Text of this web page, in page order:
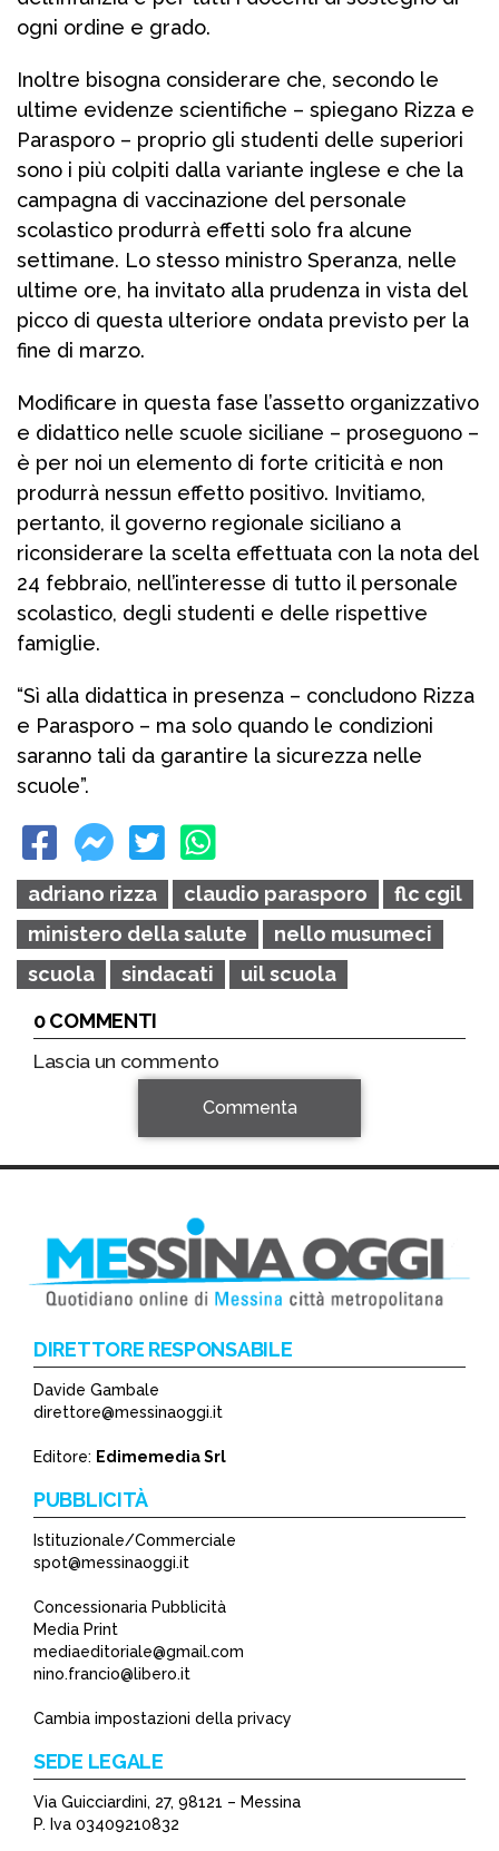
ogni ordine e grado.
Inoltre bisogna considerare che, secondo le
ultime evidenze scientifiche – spiegano Rizza e
Parasporo – proprio gli studenti delle superiori
sono i più colpiti dalla variante inglese e che la
campagna di vaccinazione del personale
scolastico produrrà effetti solo fra alcune
settimane. Lo stesso ministro Speranza, nelle
ultime ore, ha invitato alla prudenza in vista del
picco di questa ulteriore ondata previsto per la
fine di marzo.
Modificare in questa fase l’assetto organizzativo
e didattico nelle scuole siciliane – proseguono –
è per noi un elemento di forte criticità e non
produrrà nessun effetto positivo. Invitiamo,
pertanto, il governo regionale siciliano a
riconsiderare la scelta effettuata con la nota del
24 febbraio, nell’interesse di tutto il personale
scolastico, degli studenti e delle rispettive
famiglie.
“Sì alla didattica in presenza – concludono Rizza
e Parasporo – ma solo quando le condizioni
saranno tali da garantire la sicurezza nelle
scuole”.
adriano rizza claudio parasporo
flc cgil
ministero della salute
nello musumeci
scuola
sindacati
uil scuola
0 COMMENTI
Lascia un commento
*
Commenta
DIRETTORE RESPONSABILE
Davide Gambale
direttore@messinaoggi.it
Editore: Edimemedia Srl
PUBBLICITÀ
Istituzionale/Commerciale
spot@messinaoggi.it
Concessionaria Pubblicità
Media Print
mediaeditoriale@gmail.com
nino.francio@libero.it
Cambia impostazioni della privacy
SEDE LEGALE
Via Guicciardini, 27, 98121 – Messina
P. Iva 03409210832